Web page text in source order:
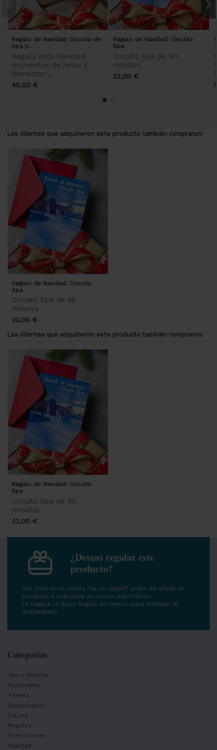
Regalo de Navidad: Circuito de
Spa y...
Regala esta Navidad
momentos de relax y
bienestar:...
40,00 €
Regalo de Navidad: Circuito
Spa
Circuito Spa de 90
minutos
22,00 €
Los clientes que adquirieron este producto también compraron:
Regalo de Navidad: Circuito
Spa
Circuito Spa de 90
minutos
22,00 €
Los clientes que adquirieron este producto también compraron:
Regalo de Navidad: Circuito
Spa
Circuito Spa de 90
minutos
22,00 €
¿Deseas regalar este
producto?
Haz click en la casilla “es un regalo” antes de añadir el
producto e indícanos un correo electrónico.
Te llegará un Bono Regalo sin precio para entregar al
destinatario.
Categorías
Spa y Belleza
Escapadas
Fitness
Restauración
Piscina
Regalos
Promociones
Navidad